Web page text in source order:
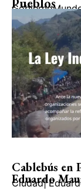
Gobierno
Cablebús en
Eduardo
Ciudad|